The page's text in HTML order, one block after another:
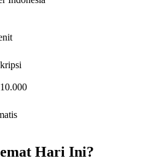
Hari Ini?